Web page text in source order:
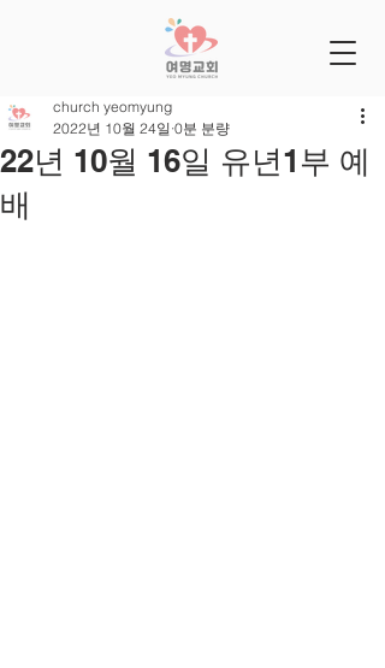
22년 10월 16일 유년1부 예
배
church yeomyung
2022년 10월 24일 0분 분량